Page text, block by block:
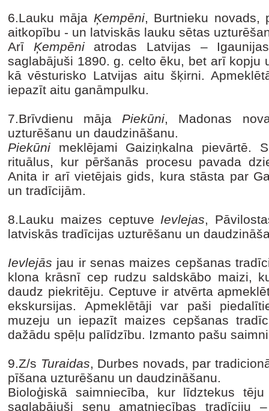
6.Lauku māja Ķempēni, Burtnieku novads,
aitkopību - un latviskās lauku sētas
Arī Ķempēniatrodas Latvijas –
saglabājuši 1890. g. celto ēku, bet arī kopju
kā vēsturisko Latvijas aitu šķirni.
iepazīt aitu ganāmpulku.
7.Brīvdienu māja Piekūni, Madonas
uzturēšanu un daudzināšanu.
Piekūni meklējami Gaiziņkalna pievārtē.
rituālus, kur pēršanās procesu pavada
Anita ir arī vietējais gids, kura stāsta par
un tradīcijām.
8.Lauku maizes ceptuve Ievlejas,
latviskās tradīcijas uzturēšanu un
Ievlejās jau ir senas maizes cepšanas
klona krāsnī cep rudzu saldskābo maizi,
daudz piekritēju. Ceptuve ir atvērta
ekskursijas. Apmeklētāji var paši
muzeju un iepazīt maizes cepšanas
dažādu spēļu palīdzību. Izmanto pašu
9.Z/s Turaidas, Durbes novads, par
pīšana uzturēšanu un daudzināšanu.
Bioloģiskā saimniecība, kur līdztekus
saglabājuši senu amatniecības tradīciju